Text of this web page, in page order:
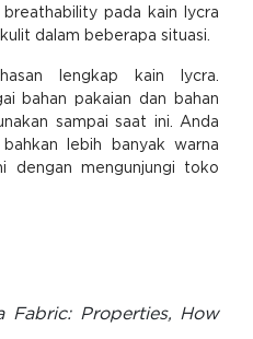
pada kain lycra
dalam beberapa situasi.
lengkap kain lycra.
bahan pakaian dan bahan
sampai saat ini. Anda
lebih banyak warna
dengan mengunjungi toko
Fabric: Properties, How